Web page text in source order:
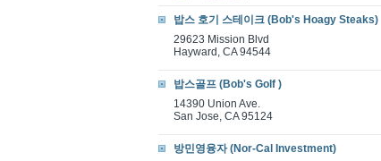
밥스 호기 스테이크 (Bob's Hoagy Steaks)
29623 Mission Blvd
Hayward, CA 94544
밥스골프 (Bob's Golf )
14390 Union Ave.
San Jose, CA 95124
방민영융자 (Nor-Cal Investment)